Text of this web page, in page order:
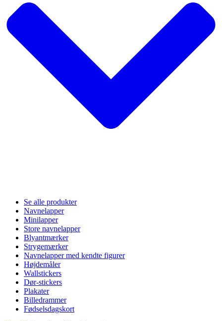
Se alle produkter
Navnelapper
Minilapper
Store navnelapper
Blyantmærker
Strygemærker
Navnelapper med kendte figurer
Højdemåler
Wallstickers
Dør-stickers
Plakater
Billedrammer
Fødselsdagskort